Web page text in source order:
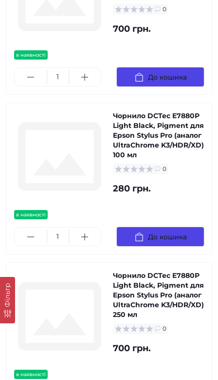
Фільтр
в наявності
0
700 грн.
До кошика
в наявності
Чорнило DCTec E7880P
Light Black, Pigment для
Epson Stylus Pro (аналог
UltraChrome K3/HDR/XD)
100 мл
0
280 грн.
До кошика
в наявності
Чорнило DCTec E7880P
Light Black, Pigment для
Epson Stylus Pro (аналог
UltraChrome K3/HDR/XD)
250 мл
0
700 грн.